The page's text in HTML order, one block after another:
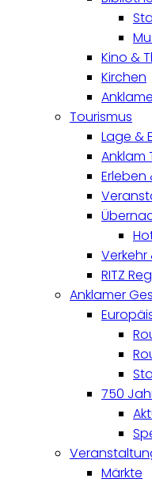
Kino &
Kirchen
Tourismus
Lage &
Anklam
Erleben
Verkehr
RITZ
Anklamer
750
Märkte